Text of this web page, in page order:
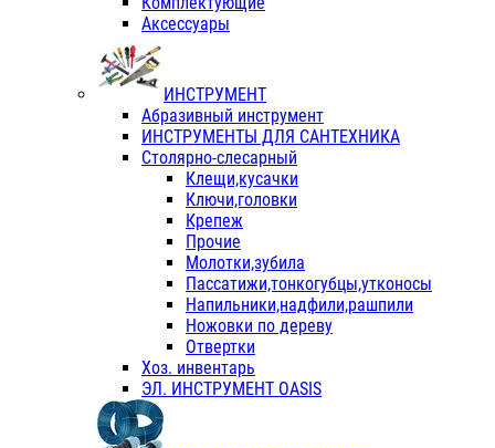
Аксессуары
ИНСТРУМЕНТ
Абразивный инструмент
ИНСТРУМЕНТЫ ДЛЯ САНТЕХНИКА
Столярно-слесарный
Клещи,кусачки
Ключи,головки
Крепеж
Прочие
Молотки,зубила
Пассатижи,тонкогубцы,утконосы
Напильники,надфили,рашпили
Ножовки по дереву
Отвертки
Хоз. инвентарь
ЭЛ. ИНСТРУМЕНТ OASIS